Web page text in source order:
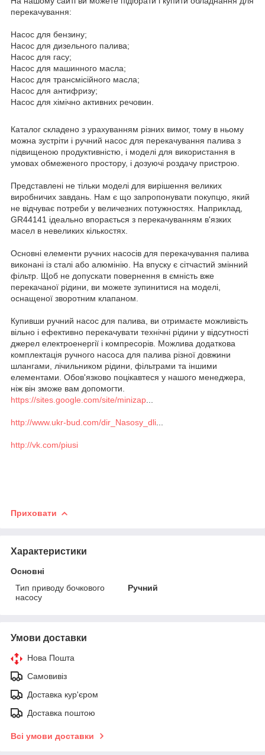
перекачування:
Насос для бензину;
Насос для дизельного палива;
Насос для гасу;
Насос для машинного масла;
Насос для трансмісійного масла;
Насос для антифризу;
Насос для хімічно активних речовин.
Каталог складено з урахуванням різних вимог, тому в ньому
можна зустріти і ручний насос для перекачування палива з
підвищеною продуктивністю, і моделі для використання в
умовах обмеженого простору, і дозуючі роздачу пристрою.
Представлені не тільки моделі для вирішення великих
виробничих завдань. Нам є що запропонувати покупцю, який
не відчуває потреби у величезних потужностях. Наприклад,
GR44141 ідеально впорається з перекачуванням в'язких
масел в невеликих кількостях.
Основні елементи ручних насосів для перекачування палива
виконані із сталі або алюмінію. На впуску є сітчастий змінний
фільтр. Щоб не допускати повернення в ємність вже
перекачаної рідини, ви можете зупинитися на моделі,
оснащеної зворотним клапаном.
Купивши ручний насос для палива, ви отримаєте можливість
вільно і ефективно перекачувати технічні рідини у відсутності
джерел електроенергії і компресорів. Можлива додаткова
комплектація ручного насоса для палива різної довжини
шлангами, лічильником рідини, фільтрами та іншими
елементами. Обов'язково поцікавтеся у нашого менеджера,
ніж він зможе вам допомогти.
https://sites.google.com/site/minizap
http://www.ukr-bud.com/dir_Nasosy_dli
http://vk.com/piusi
Приховати
Характеристики
Основні
Тип приводу бочкового
насосу
Ручний
Умови доставки
Нова Пошта
Самовивіз
Доставка кур'єром
Доставка поштою
Всі умови доставки